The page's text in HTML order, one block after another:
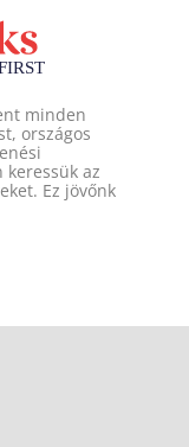
minden
országos
keressük az
Ez jövőnk